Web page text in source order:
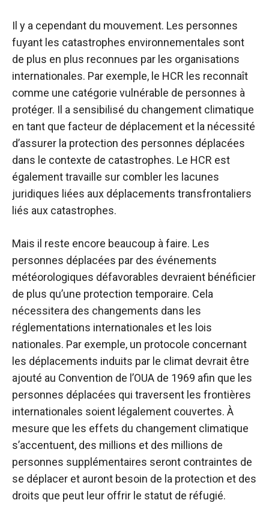
Il y a cependant du mouvement. Les personnes
fuyant les catastrophes environnementales sont
de plus en plus reconnues par les organisations
internationales. Par exemple, le HCR les reconnaît
comme une catégorie vulnérable de personnes à
protéger. Il a sensibilisé du changement climatique
en tant que facteur de déplacement et la nécessité
d’assurer la protection des personnes déplacées
dans le contexte de catastrophes. Le HCR est
égalementtravaille sur combler les lacunes
juridiques liées aux déplacements transfrontaliers
liés aux catastrophes.
Mais il reste encore beaucoup à faire. Les
personnes déplacées par des événements
météorologiques défavorables devraient bénéficier
de plus qu’une protection temporaire. Cela
nécessitera des changements dans les
réglementations internationales et les lois
nationales. Par exemple, un protocole concernant
les déplacements induits par le climat devrait être
ajouté au Convention de l’OUA de 1969 afin que les
personnes déplacées qui traversent les frontières
internationales soient légalement couvertes. À
mesure que les effets du changement climatique
s’accentuent, des millions et des millions de
personnes supplémentaires seront contraintes de
se déplacer et auront besoin de la protection et des
droits que peut leur offrir le statut de réfugié.